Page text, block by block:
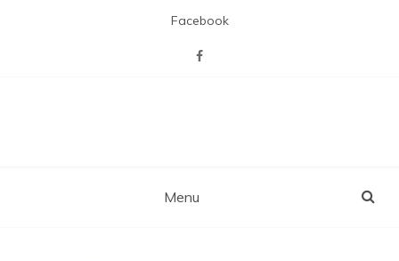
Facebook
rekreacji i aktywizacji.
Menu